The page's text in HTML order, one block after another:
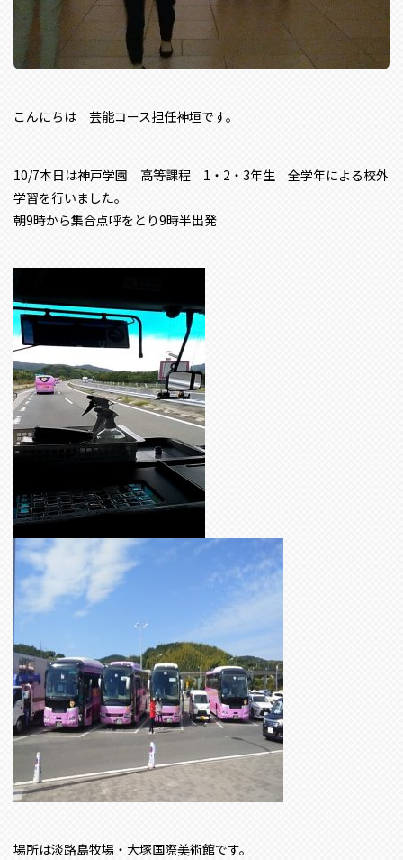
こんにちは 芸能コース担任神垣です。
10/7本日は神戸学園 高等課程 1・2・3年生 全学年による校外
学習を行いました。
朝9時から集合点呼をとり9時半出発
場所は淡路島牧場・大塚国際美術館です。